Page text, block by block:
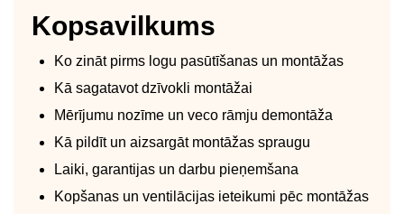
Kopsavilkums
Ko zināt pirms logu pasūtīšanas un montāžas
Kā sagatavot dzīvokli montāžai
Mērījumu nozīme un veco rāmju demontāža
Kā pildīt un aizsargāt montāžas spraugu
Laiki, garantijas un darbu pieņemšana
Kopšanas un ventilācijas ieteikumi pēc montāžas